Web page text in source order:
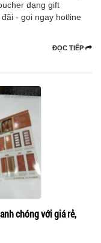
dạng gift
- gọi ngay hotline
ĐỌC TIẾP
chóng với giá rẻ,